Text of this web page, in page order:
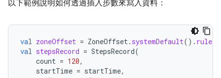
以下範例說明如何透過插入步數來寫入資料：
val zoneOffset = ZoneOffset. systemDefault(). rules
val stepsRecord = StepsRecord(
count = 120,
startTime = startTime,